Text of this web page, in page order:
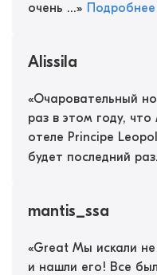
очень ...» Подробнее
Alissila
«Очаровательный
раз в этом году,
отеле Principe
будет последний
mantis_ssa
«Great Мы искали
и нашли его! Все